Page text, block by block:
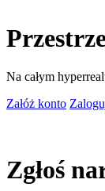
Na całym
Załóż konto
Zgłoś